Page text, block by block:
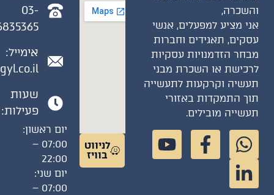
מציע למפעלים, אנשי
תאגידים וחברות
הזדמנויות עסקיות
או השכרת מבני
וקרקעות לתעשייה
התמקדות באזורי
מובילים.
לניווט
בוויז
03-
6835365
אימייל:
gil@gyl.co.il
שעות
פעילות:
יום ראשון:
07:00 –
22:00
יום שני:
07:00 –